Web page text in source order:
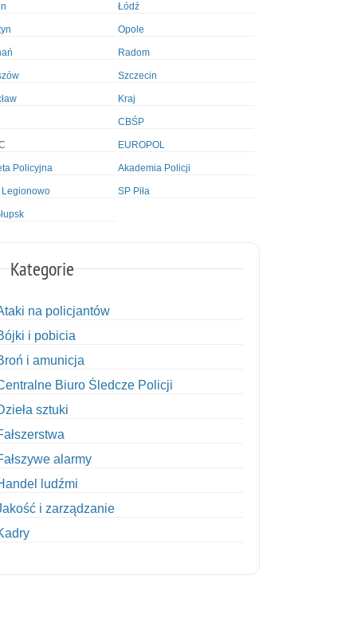
Łódź
Opole
Radom
Szczecin
Kraj
CBŚP
EUROPOL
Policyjna Akademia Policji
Legionowo SP Piła
Kategorie
na policjantów
i pobicia
i amunicja
Biuro Śledcze Policji
sztuki
alarmy
ludźmi
i zarządzanie